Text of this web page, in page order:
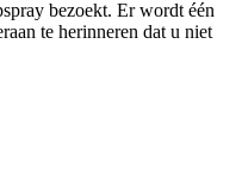
bezoekt. Er wordt één
te herinneren dat u niet